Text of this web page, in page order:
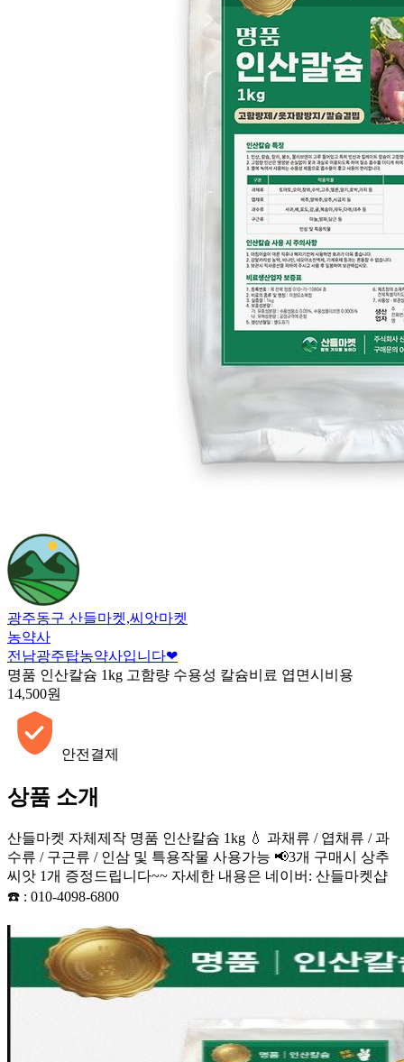
광주동구 산들마켓,씨앗마켓
농약사
전남광주탑농약사입니다❤
명품 인산칼슘 1kg 고함량 수용성 칼슘비료 엽면시비용
14,500원
안전결제
상품 소개
산들마켓 자체제작 명품 인산칼슘 1kg 💧 과채류 / 엽채류 / 과
수류 / 구근류 / 인삼 및 특용작물 사용가능 📢3개 구매시 상추
씨앗 1개 증정드립니다~~ 자세한 내용은 네이버: 산들마켓샵
☎️ : 010-4098-6800